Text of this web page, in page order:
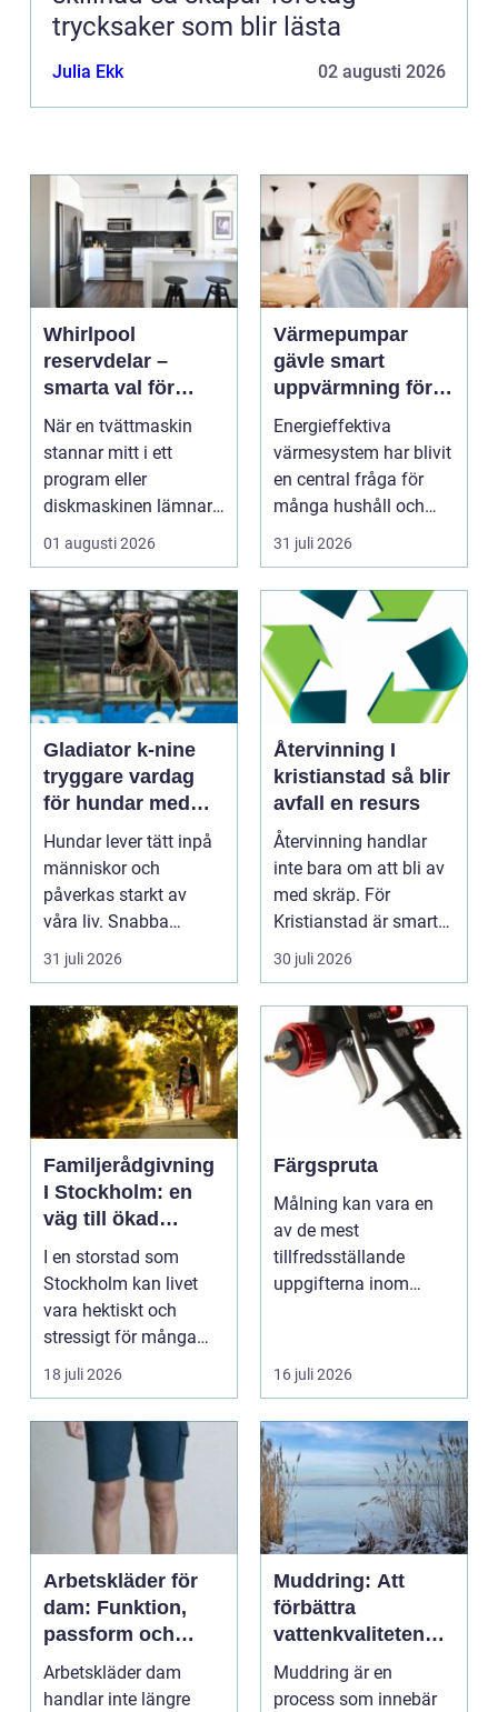
trycksaker som blir lästa
Julia Ekk 02 augusti 2026
Whirlpool
reservdelar –
smarta val för
längre livslängd på
vitvaror
När en tvättmaskin
stannar mitt i ett
program eller
diskmaskinen lämnar
disken smutsi...
01 augusti 2026
Värmepumpar
gävle smart
uppvärmning för
hus och företag
Energieffektiva
värmesystem har blivit
en central fråga för
många hushåll och
fastighetsägare i
Gävl...
31 juli 2026
Gladiator k-nine
tryggare vardag
för hundar med
stress och oro
Hundar lever tätt inpå
människor och
påverkas starkt av
våra liv. Snabba
förändringar, höga ljud,
en...
31 juli 2026
Återvinning I
kristianstad så blir
avfall en resurs
Återvinning handlar
inte bara om att bli av
med skräp. För
Kristianstad är smart
avfallshantering en...
30 juli 2026
Familjerådgivning
I Stockholm: en
väg till ökad
harmoni och
förståelse
I en storstad som
Stockholm kan livet
vara hektiskt och
stressigt för många
familjer. Kon...
18 juli 2026
Färgspruta
Målning kan vara en
av de mest
tillfredsställande
uppgifterna inom
16 juli 2026
Arbetskläder för
dam: Funktion,
passform och
hållbarhet i fokus
Arbetskläder dam
handlar inte längre
Muddring: Att
förbättra
vattenkvaliteten
och möjliggöra
navigering
Muddring är en
process som innebär